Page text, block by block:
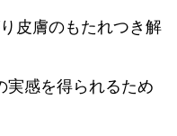
皮膚のもたれつき解
実感を得られるため